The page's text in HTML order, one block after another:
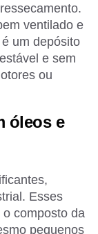
ventilado e
um depósito
e sem
ou
óleos e
Esses
composto da
pequenos